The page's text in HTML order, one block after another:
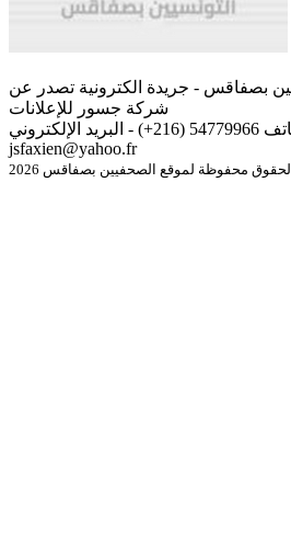
بصفاقس - جريدة الكترونية تصدر عن
شركة جسور للإعلانات
للإتصال أو نشر الردود الهاتف 54779966 (216+) - البريد الإلكتروني
jsfaxien@yahoo.fr
محفوظة لموقع الصحفيين بصفاقس 2026